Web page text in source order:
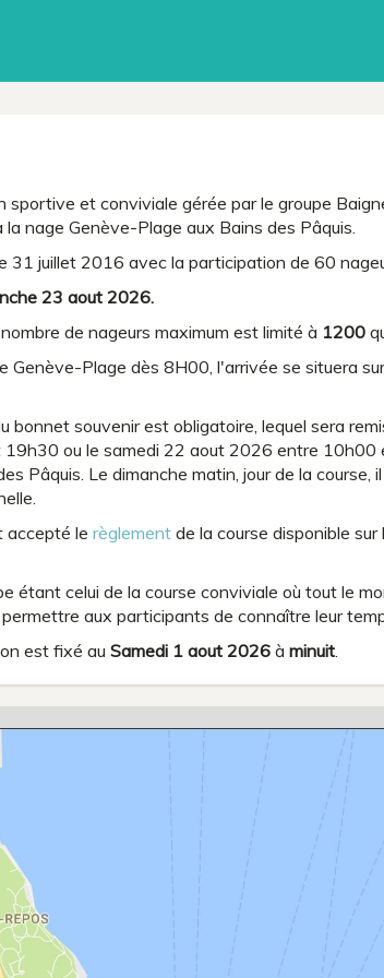
et conviviale gérée par le groupe
nage Genève-Plage aux Bains des Pâquis.
31 juillet 2016 avec la participation de 60
23 aout 2026.
de nageurs maximum est limité à 1200
Genève-Plage dès 8H00, l'arrivée se situera
bonnet souvenir est obligatoire, lequel sera
ou le samedi 22 aout 2026 entre 10h00
Pâquis. Le dimanche matin, jour de la
accepté le règlement de la course disponible
étant celui de la course conviviale où tout le
aux participants de connaître leur
est fixé au Samedi 1 aout 2026 à minuit.